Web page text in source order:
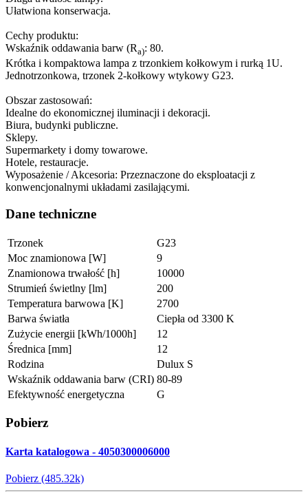
Ułatwiona konserwacja.
Cechy produktu:
Wskaźnik oddawania barw (Ra): 80.
Krótka i kompaktowa lampa z trzonkiem kołkowym i rurką 1U.
Jednotrzonkowa, trzonek 2-kołkowy wtykowy G23.
Obszar zastosowań:
Idealne do ekonomicznej iluminacji i dekoracji.
Biura, budynki publiczne.
Sklepy.
Supermarkety i domy towarowe.
Hotele, restauracje.
Wyposażenie / Akcesoria: Przeznaczone do eksploatacji z
konwencjonalnymi układami zasilającymi.
Dane techniczne
Trzonek
G23
Moc znamionowa [W]
9
Znamionowa trwałość [h]
10000
Strumień świetlny [lm]
200
Temperatura barwowa [K]
2700
Barwa światła
Ciepła od 3300 K
Zużycie energii [kWh/1000h]
12
Średnica [mm]
12
Rodzina
Dulux S
Wskaźnik oddawania barw (CRI) 80-89
Efektywność energetyczna
G
Pobierz
Karta katalogowa - 4050300006000
Pobierz (485.32k)